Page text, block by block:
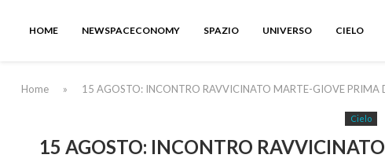
HOME NEWSPACECONOMY SPAZIO UNIVERSO CIELO
Home » 15 AGOSTO: INCONTRO RAVVICINATO MARTE-GIOVE PRIMA
Cielo
15 AGOSTO: INCONTRO